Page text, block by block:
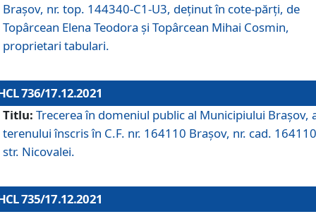
Brașov, nr. top. 144340-C1-U3, deținut în cote-părți, de
Topârcean Elena Teodora și Topârcean Mihai Cosmin,
proprietari tabulari.
736/17.12.2021
Titlu: Trecerea în domeniul public al Municipiului Braşov,
terenului înscris în C.F. nr. 164110 Brașov, nr. cad.
str. Nicovalei.
735/17.12.2021